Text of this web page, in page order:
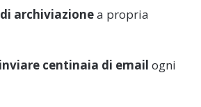
archiviazionea propria
inviare centinaia di email ogni